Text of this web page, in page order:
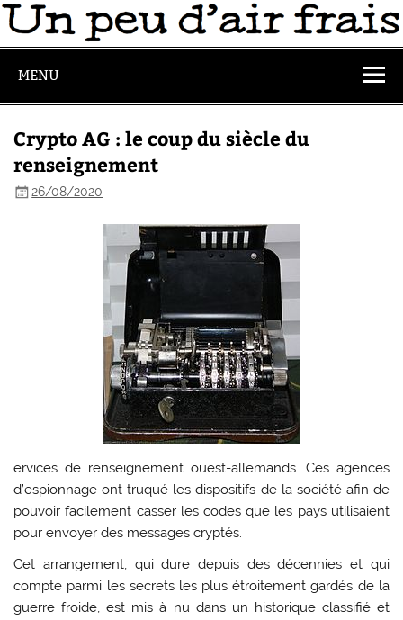
MENU
Crypto AG : le coup du siècle du
renseignement
26/08/2020
ervices de renseignement ouest-allemands. Ces agences
d’espionnage ont truqué les dispositifs de la société afin de
pouvoir facilement casser les codes que les pays utilisaient
pour envoyer des messages cryptés.
Cet arrangement, qui dure depuis des décennies et qui
compte parmi les secrets les plus étroitement gardés de la
guerre froide, est mis à nu dans un historique classifié et